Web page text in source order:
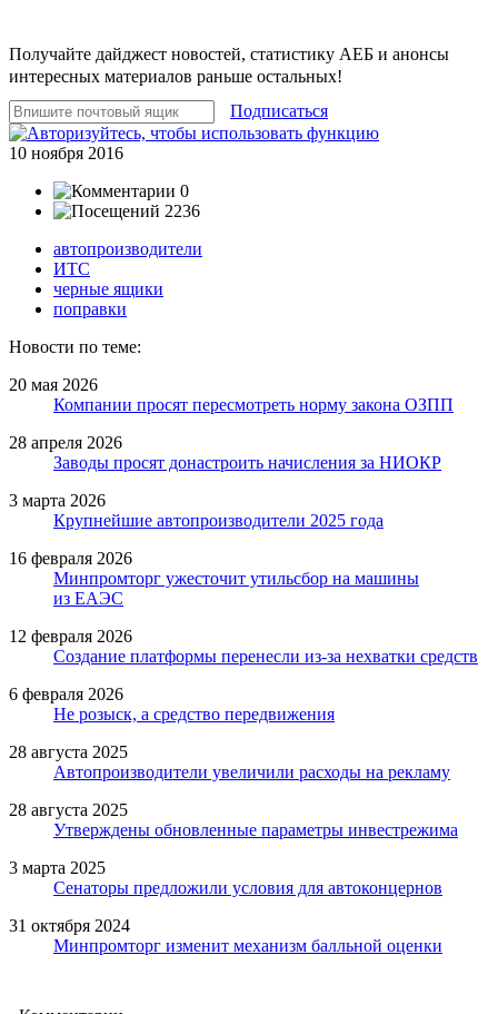
Получайте дайджест новостей, статистику АЕБ и анонсы
интересных материалов раньше остальных!
Подписаться
10 ноября 2016
0
2236
автопроизводители
ИТС
черные ящики
поправки
Новости по теме:
20 мая 2026
Компании просят пересмотреть норму закона ОЗПП
28 апреля 2026
Заводы просят донастроить начисления за НИОКР
3 марта 2026
Крупнейшие автопроизводители 2025 года
16 февраля 2026
Минпромторг ужесточит утильсбор на машины
из ЕАЭС
12 февраля 2026
Создание платформы перенесли из-за нехватки средств
6 февраля 2026
Не розыск, а средство передвижения
28 августа 2025
Автопроизводители увеличили расходы на рекламу
28 августа 2025
Утверждены обновленные параметры инвестрежима
3 марта 2025
Сенаторы предложили условия для автоконцернов
31 октября 2024
Минпромторг изменит механизм балльной оценки